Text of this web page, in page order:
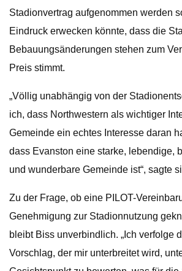
Stadionvertrag aufgenommen werden
Eindruck erwecken könnte, dass die
Bebauungsänderungen stehen zum
Preis stimmt.
„Völlig unabhängig von der
ich, dass Northwestern als wichtiger
Gemeinde ein echtes Interesse daran
dass Evanston eine starke, lebendige,
und wunderbare Gemeinde ist“, sagte
Zu der Frage, ob eine PILOT-
Genehmigung zur Stadionnutzung
bleibt Biss unverbindlich. „Ich verfolge
Vorschlag, der mir unterbreitet wird,